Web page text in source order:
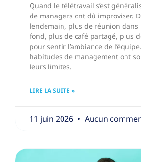
Quand le télétravail s’est
de managers ont dû improviser.
lendemain, plus de réunion dans
fond, plus de café partagé, plus
pour sentir l’ambiance de
habitudes de management ont
leurs limites.
LIRE LA SUITE »
11 juin 2026 Aucun